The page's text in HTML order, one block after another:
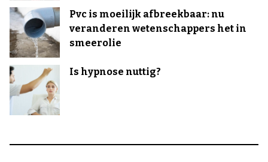
Pvc is moeilijk afbreekbaar: nu
veranderen wetenschappers het in
smeerolie
Is hypnose nuttig?